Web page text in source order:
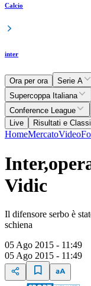
Calcio
inter
Ora per ora Serie A
Supercoppa Italiana
Conference League
Live
Risultati e
HomeMercatoVideo
Vidic
Il difensore serbo è
schiena
05 Ago 2015 - 11:49
05 Ago 2015 - 11:49